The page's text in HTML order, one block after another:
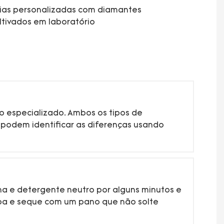
personalizadas com diamantes
em laboratório
Ambos os tipos de
identificar as diferenças usando
e detergente neutro por alguns minutos e
e seque com um pano que não solte